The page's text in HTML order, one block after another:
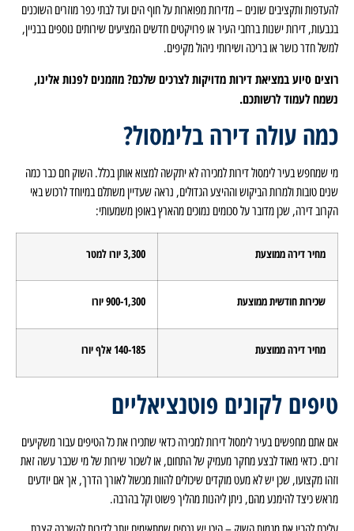
להעדפות ותקציבים שונים – מדירות מפוארות על חוף הים ועד לבתי כפר מוזרים השוכנים
בגבעות, דירות ישנות ברחבי העיר או פרויקטים חדשים המציעים שירותים נוספים בבניין,
למשל חדר כושר או בריכה ושירותי ניהול מקיפים.
רוצים סיוע במציאת דירות מדויקות לצרכים שלכם? מוזמנים לפנות אלינו,
נשמח לעמוד לרשותכם.
כמה עולה דירה בלימסול?
מי שמחפש בעיר לימסול דירות למכירה לא יתקשה למצוא אותן בכלל. השוק חם כבר כמה
שנים טובות ולמרות הביקוש וההיצע הגדולים, נראה שעדיין משתלם במיוחד לרכוש באי
הקרוב דירה, שכן מדובר על סכומים נמוכים מהארץ באופן משמעותי:
מחיר דירה ממוצעת 3,300 יורו למטר
שכירות חודשית ממוצעת 900-1,300 יורו
מחיר דירה ממוצעת 140-185 אלף יורו
טיפים לקונים פוטנציאליים
אם אתם מחפשים בעיר לימסול דירות למכירה כדאי שתכירו את כל הטיפים עבור משקיעים
זרים. כדאי מאוד לבצע מחקר מעמיק של התחום, או לשכור שירות של מי שכבר עשה זאת
וזהו מקצועו, שכן יש לא מעט מוקדים שיכולים להוות מכשול לאורך הדרך, אך אם יודעים
מראש כיצד להימנע מהם, ניתן ליהנות מהליך פשוט וקל בהרבה.